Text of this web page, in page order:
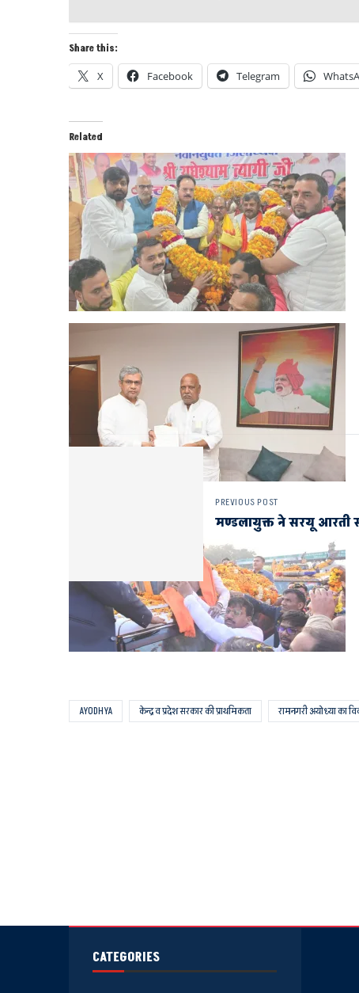
Share this:
X Facebook Telegram
Related
AYODHYA केन्द्र व प्रदेश सरकार की प्राथमिकता रामनगरी अयोध्या का
PREVIOUS POST
मण्डलायुक्त ने सरयू आरती
CATEGORIES